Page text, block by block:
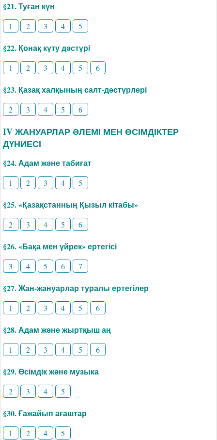
§21. Туған күн
1 2 3 4 5
§22. Қонақ күту дәстүрі
1 2 3 4 5 6
§23. Қазақ халқының салт-дәстүрлері
2 3 4 5 6
IV ЖАНУАРЛАР ӘЛЕМІ МЕН ӨСІМДІКТЕР
ДҮНИЕСІ
§24. Адам және табиғат
1 2 3 4 5
§25. «Қазақстанның Қызыл кітабы»
2 3 4 5 6
§26. «Бақа мен үйрек» ертегісі
3 4 5 6 7
§27. Жан-жануарлар туралы ертегілер
1 2 3 4 5 6
§28. Адам және жыртқыш аң
1 2 3 4 5 6
§29. Өсімдік және музыка
2 3 4 5
§30. Ғажайып ағаштар
1 2 4 5